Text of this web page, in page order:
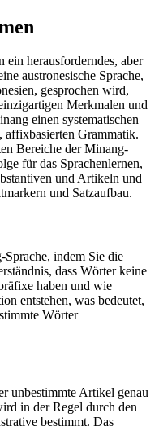
ein herausforderndes, aber
austronesische Sprache,
gesprochen wird,
Merkmalen und
einen systematischen
affixbasierten Grammatik.
Bereiche der Minang-
für das Sprachenlernen,
und Artikeln und
und Satzaufbau.
indem Sie die
dass Wörter keine
haben und wie
entstehen, was bedeutet,
Wörter
unbestimmte Artikel genau
in der Regel durch den
bestimmt. Das